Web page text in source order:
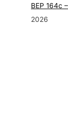
BEP 164c
2026